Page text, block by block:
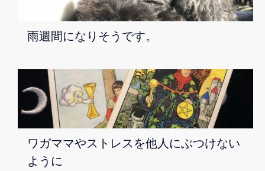
雨週間になりそうです。
ワガママやストレスを他人にぶつけない
ように